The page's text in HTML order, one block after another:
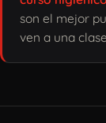
son el mejor
ven a una